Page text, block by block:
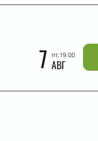
7 пт, 19:00
АВГ